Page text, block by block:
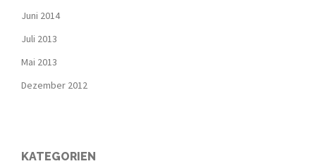
Juni 2014
Juli 2013
Mai 2013
Dezember 2012
KATEGORIEN